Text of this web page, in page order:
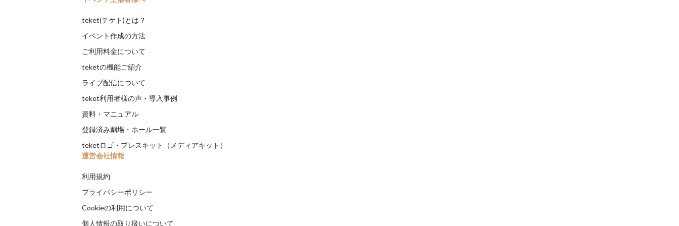
teket(テケト)とは？
イベント作成の方法
ご利用料金について
teketの機能ご紹介
ライブ配信について
teket利用者様の声・導入事例
資料・マニュアル
登録済み劇場・ホール一覧
teketロゴ・プレスキット（メディアキット）
運営会社情報
利用規約
プライバシーポリシー
Cookieの利用について
個人情報の取り扱いについて